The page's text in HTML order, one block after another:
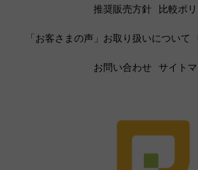
推奨販売方針 比較ポ
「お客さまの声」お取り扱いについて
お問い合わせ サイト